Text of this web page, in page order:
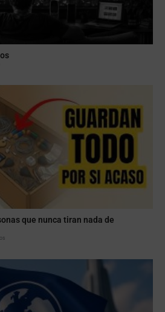
que nunca tiran nada de